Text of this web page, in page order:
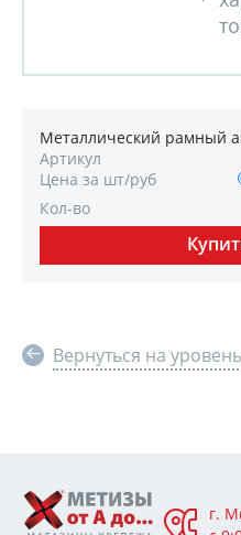
Металлический рамный
Артикул
Цена за шт/руб
Кол-во
Вернуться на
г.